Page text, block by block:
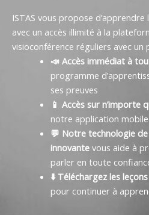
ISTAS vous propose
avec un accès illimité à la
visioconférence réguliers avec un
📣 Accès immédiat à
programme
ses preuves
📱 Accès sur n’importe
notre application
💬 Notre technologie
innovantevous aide à
parler en toute
⬇️ Téléchargez les leçons
pour continuer à